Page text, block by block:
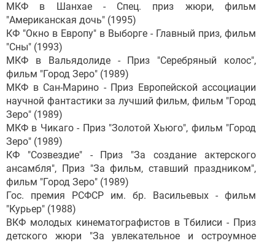
МКФ в Шанхае - Спец. приз жюри, фильм
"Американская дочь" (1995)
КФ "Окно в Европу" в Выборге - Главный приз, фильм
"Сны" (1993)
МКФ в Вальядолиде - Приз "Серебряный колос",
фильм "Город Зеро" (1989)
МКФ в Сан-Марино - Приз Европейской ассоциации
научной фантастики за лучший фильм, фильм "Город
Зеро" (1989)
МКФ в Чикаго - Приз "Золотой Хьюго", фильм "Город
Зеро" (1989)
КФ "Созвездие" - Приз "За создание актерского
ансамбля", Приз "За фильм, ставший праздником",
фильм "Город Зеро" (1989)
Гос. премия РСФСР им. бр. Васильевых - фильм
"Курьер" (1988)
ВКФ молодых кинематографистов в Тбилиси - Приз
детского жюри "За увлекательное и остроумное